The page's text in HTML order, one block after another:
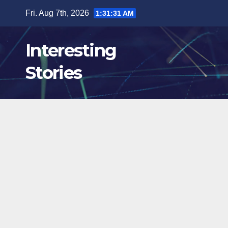
content
Fri. Aug 7th, 2026 1:31:31 AM
Interesting
Stories